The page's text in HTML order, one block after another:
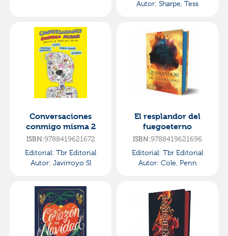
Autor: Sharpe, Tess
Conversaciones
conmigo misma 2
ISBN:9788419621672
Editorial: Tbr Editorial
Autor: Javirroyo Sl
El resplandor del
fuegoeterno
ISBN:9788419621696
Editorial: Tbr Editorial
Autor: Cole, Penn